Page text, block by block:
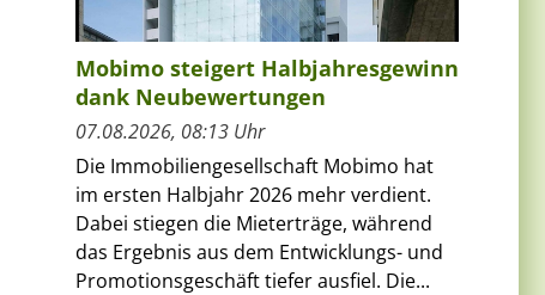
Mobimo steigert Halbjahresgewinn
dank Neubewertungen
07.08.2026, 08:13 Uhr
Die Immobiliengesellschaft Mobimo hat
im ersten Halbjahr 2026 mehr verdient.
Dabei stiegen die Mieterträge, während
das Ergebnis aus dem Entwicklungs- und
Promotionsgeschäft tiefer ausfiel. Die...